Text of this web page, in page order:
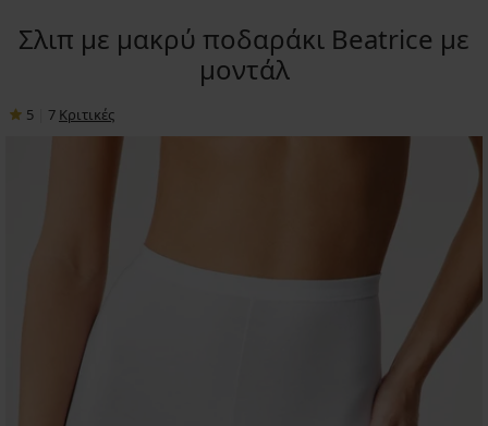
Σλιπ με μακρύ ποδαράκι Beatrice με
μοντάλ
5 7 Κριτικές